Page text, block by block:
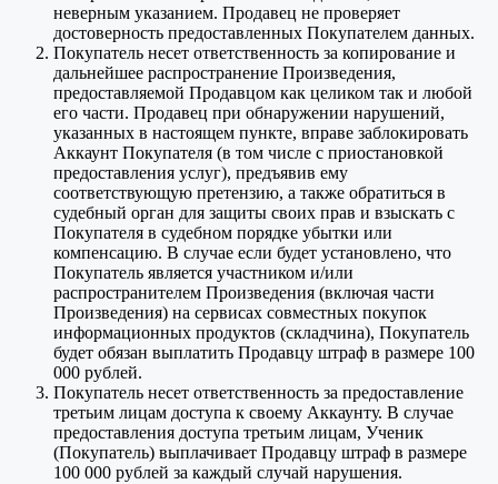
неверным указанием. Продавец не проверяет
достоверность предоставленных Покупателем данных.
Покупатель несет ответственность за копирование и
дальнейшее распространение Произведения,
предоставляемой Продавцом как целиком так и любой
его части. Продавец при обнаружении нарушений,
указанных в настоящем пункте, вправе заблокировать
Аккаунт Покупателя (в том числе с приостановкой
предоставления услуг), предъявив ему
соответствующую претензию, а также обратиться в
судебный орган для защиты своих прав и взыскать с
Покупателя в судебном порядке убытки или
компенсацию. В случае если будет установлено, что
Покупатель является участником и/или
распространителем Произведения (включая части
Произведения) на сервисах совместных покупок
информационных продуктов (складчина), Покупатель
будет обязан выплатить Продавцу штраф в размере 100
000 рублей.
Покупатель несет ответственность за предоставление
третьим лицам доступа к своему Аккаунту. В случае
предоставления доступа третьим лицам, Ученик
(Покупатель) выплачивает Продавцу штраф в размере
100 000 рублей за каждый случай нарушения.